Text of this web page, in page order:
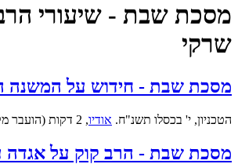
מסכת שבת - שיעורי
שרקי
מסכת שבת - חידוש על המשנה
הטכניון, י' בכסלו תשנ"ח. אודיו, 2 דקות (הועבר מקלטת, MP3, 1MB).
מסכת שבת - הרב קוק על אגדה